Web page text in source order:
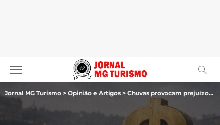
Jornal MG Turismo > Opinião e Artigos > Chuvas provocam prejuízos milionários e impactam produção industrial na Zona da Mata mineira